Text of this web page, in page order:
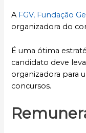
A FGV, Fundação
organizadora do
É uma ótima
candidato deve
organizadora para
concursos.